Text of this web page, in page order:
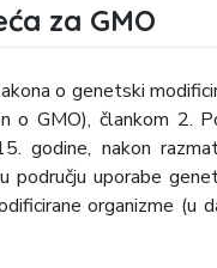
za GMO
o genetski
o GMO), člankom 2.
godine, nakon
području uporabe
organizme (u